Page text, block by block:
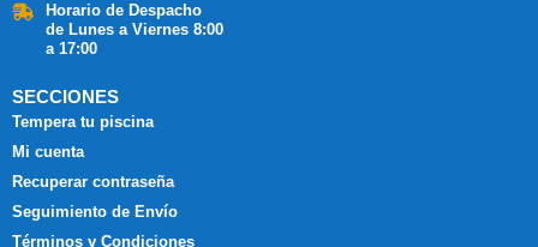
Horario de Despacho
de Lunes a Viernes 8:00
a 17:00
SECCIONES
Tempera tu piscina
Mi cuenta
Recuperar contraseña
Seguimiento de Envío
Términos y Condiciones